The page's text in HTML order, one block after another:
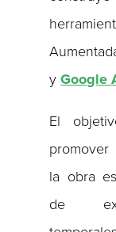
yGoogle
El
la obra
de